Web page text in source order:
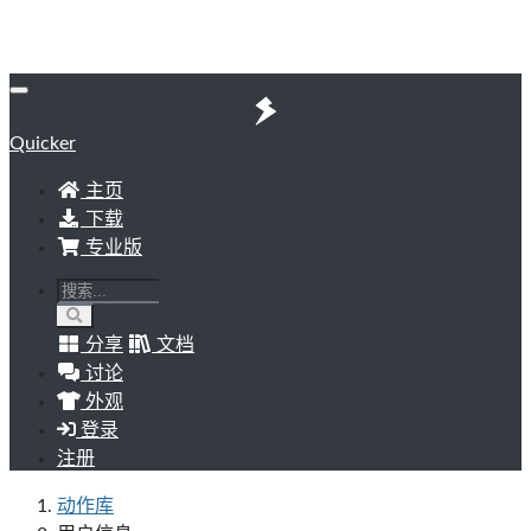
Quicker
主页
下载
专业版
分享
文档
讨论
外观
登录
注册
动作库